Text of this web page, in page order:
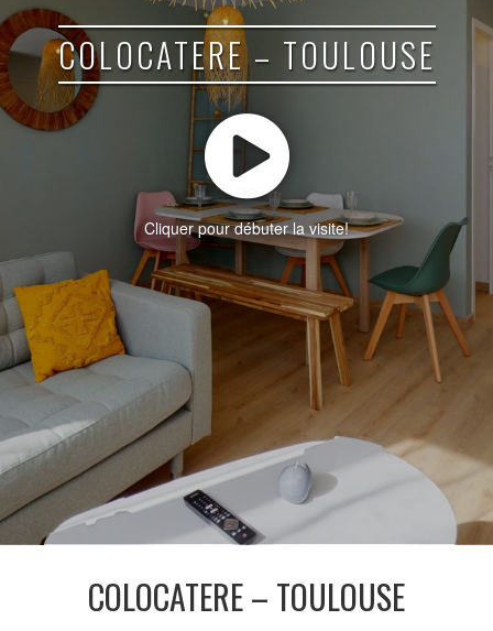
COLOCATERE – TOULOUSE
Cliquer pour débuter la visite!
COLOCATERE – TOULOUSE